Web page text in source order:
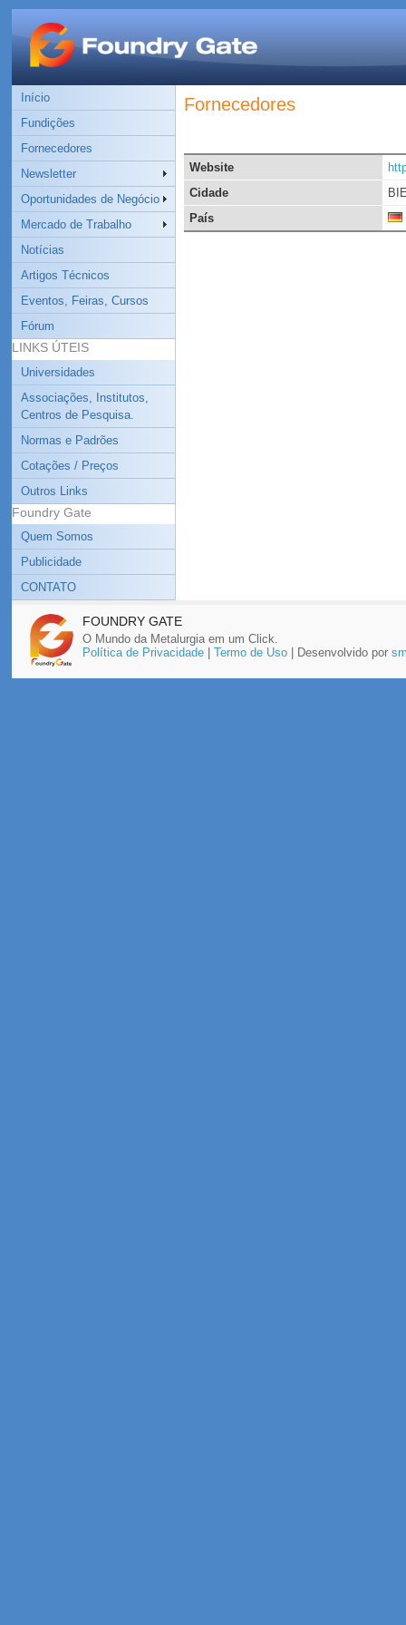
Início
Fundições
Fornecedores
Newsletter
Oportunidades de Negócio
Mercado de Trabalho
Notícias
Artigos Técnicos
Eventos, Feiras, Cursos
Fórum
LINKS ÚTEIS
Universidades
Associações, Institutos,
Centros de Pesquisa.
Normas e Padrões
Cotações / Preços
Outros Links
Foundry Gate
Quem Somos
Publicidade
CONTATO
Fornecedores
Website
Cidade
País
FOUNDRY GATE
O Mundo da Metalurgia em um Click.
Política de Privacidade| Termo de Uso| Desenvolvido por